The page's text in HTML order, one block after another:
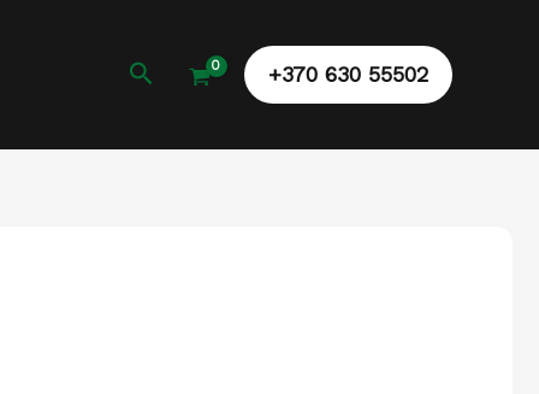
Paieška +370 630 55502